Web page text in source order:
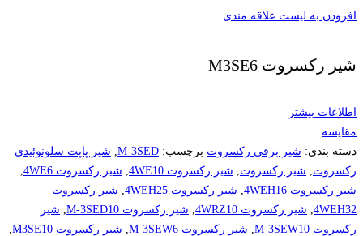
افزودن به لیست علاقه مندی
شیر رکسروت M3SE6
اطلاعات بیشتر
مقایسه
دسته بندی: شیر برقی رکسروت برچسب: M-3SED
, شیر پاپت سلونوئیدی
رکسروت, شیر رکسروت, شیر رکسروت 4WE10 , شیر رکسروت 4WE6
,
شیر رکسروت 4WEH16
, شیر رکسروت 4WEH25 , شیر رکسروت
4WEH32
, شیر رکسروت 4WRZ10 , شیر رکسروت M-3SED10 , شیر
رکسروت M-3SEW10
, شیر رکسروت M-3SEW6 , شیر رکسروت M3SE10
,